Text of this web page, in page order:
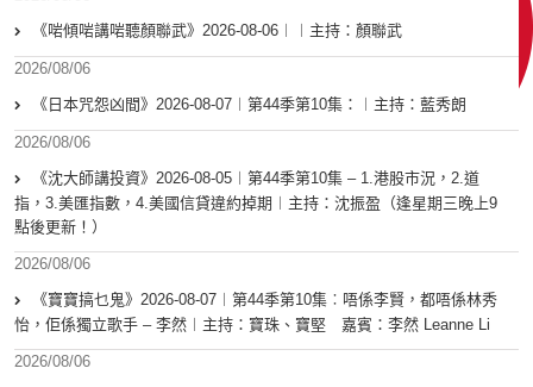
《啱傾啱講啱聽顏聯武》2026-08-06︱︱主持：顏聯武
2026/08/06
《日本咒怨凶間》2026-08-07︱第44季第10集：︱主持：藍秀朗
2026/08/06
《沈大師講投資》2026-08-05︱第44季第10集 – 1.港股市況，2.道
指，3.美匯指數，4.美國信貸違約掉期︱主持：沈振盈（逢星期三晚上9
點後更新！）
2026/08/06
《寶寶搞乜鬼》2026-08-07︱第44季第10集︰唔係李賢，都唔係林秀
怡，佢係獨立歌手 – 李然︱主持：寶珠、寶堅 嘉賓：李然 Leanne Li
2026/08/06